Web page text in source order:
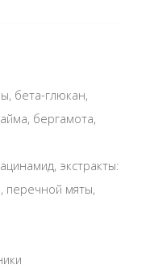
бета-глюкан,
бергамота,
экстракты:
перечной мяты,